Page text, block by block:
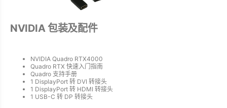
NVIDIA 包装及配件
NVIDIA Quadro RTX4000
Quadro RTX 快速入门指南
Quadro 支持手册
1 DisplayPort 转 DVI 转接头
1 DisplayPort 转 HDMI 转接头
1 USB-C 转 DP 转接头